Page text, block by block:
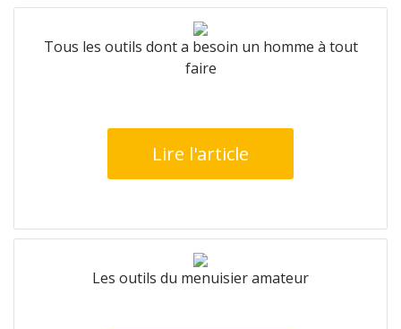
Tous les outils dont a besoin un homme à tout
faire
Lire l'article
Les outils du menuisier amateur